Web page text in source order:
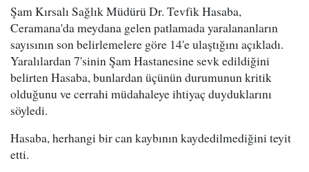
Şam Kırsalı Sağlık Müdürü Dr. Tevfik Hasaba,
Ceramana'da meydana gelen patlamada yaralananların
sayısının son belirlemelere göre 14'e ulaştığını açıkladı.
Yaralılardan 7'sinin Şam Hastanesine sevk edildiğini
belirten Hasaba, bunlardan üçünün durumunun kritik
olduğunu ve cerrahi müdahaleye ihtiyaç duyduklarını
söyledi.
Hasaba, herhangi bir can kaybının kaydedilmediğini teyit
etti.